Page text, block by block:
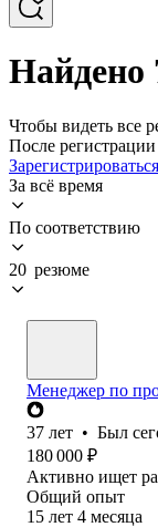
Найдено
Чтобы видеть все
После
Зарегистрироваться
За всё время
По соответствию
20 резюме
Менеджер по
37 лет • Был
180 000 ₽
Активно ищет
Общий опыт
15 лет 4 месяца